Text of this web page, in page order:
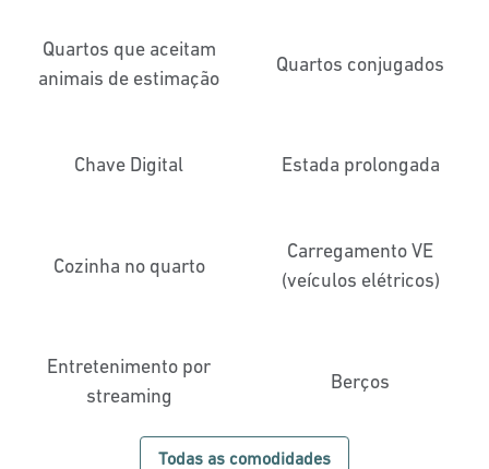
Quartos que aceitam
animais de estimação
Quartos conjugados
Chave Digital Estada prolongada
Cozinha no quarto
Carregamento VE
(veículos elétricos)
Entretenimento por
streaming
Berços
Todas as comodidades